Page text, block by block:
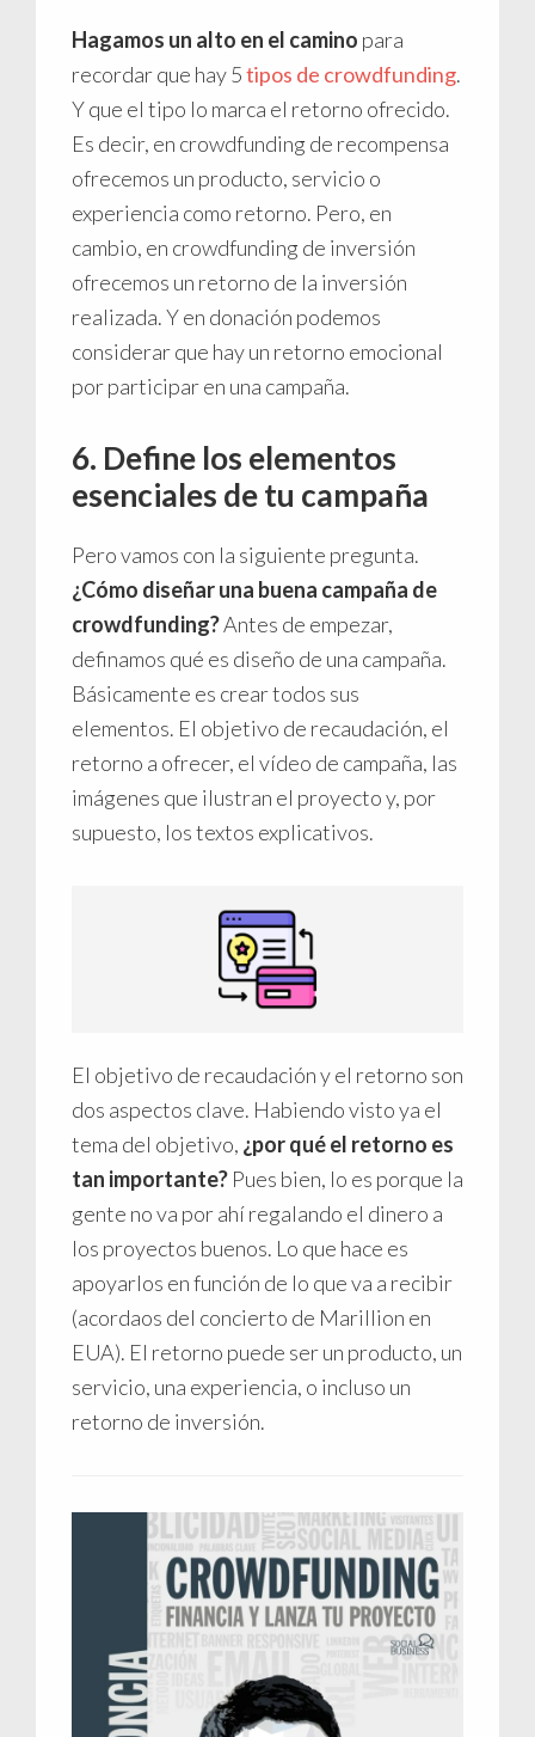
Hagamos un alto en el camino para
recordar que hay 5tipos de crowdfunding.
Y que el tipo lo marca el retorno ofrecido.
Es decir, en crowdfunding de recompensa
ofrecemos un producto, servicio o
experiencia como retorno. Pero, en
cambio, en crowdfunding de inversión
ofrecemos un retorno de la inversión
realizada. Y en donación podemos
considerar que hay un retorno emocional
por participar en una campaña.
6. Define los elementos
esenciales de tu campaña
Pero vamos con la siguiente pregunta.
¿Cómo diseñar una buena campaña de
crowdfunding?Antes de empezar,
definamos qué es diseño de una campaña.
Básicamente es crear todos sus
elementos. El objetivo de recaudación, el
retorno a ofrecer, el vídeo de campaña, las
imágenes que ilustran el proyecto y, por
supuesto, los textos explicativos.
El objetivo de recaudación y el retorno son
dos aspectos clave. Habiendo visto ya el
tema del objetivo, ¿por qué el retorno es
tan importante? Pues bien, lo es porque la
gente no va por ahí regalando el dinero a
los proyectos buenos. Lo que hace es
apoyarlos en función de lo que va a recibir
(acordaos del concierto de Marillion en
EUA). El retorno puede ser un producto, un
servicio, una experiencia, o incluso un
retorno de inversión.